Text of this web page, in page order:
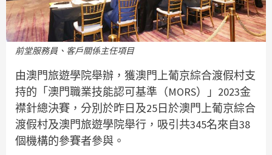
前堂服務員、客戶關係主任項目
由澳門旅遊學院舉辦，獲澳門上葡京綜合渡假村支
持的「澳門職業技能認可基準（MORS）」2023金
襟針總決賽，分別於昨日及25日於澳門上葡京綜合
渡假村及澳門旅遊學院舉行，吸引共345名來自38
個機構的參賽者參與。